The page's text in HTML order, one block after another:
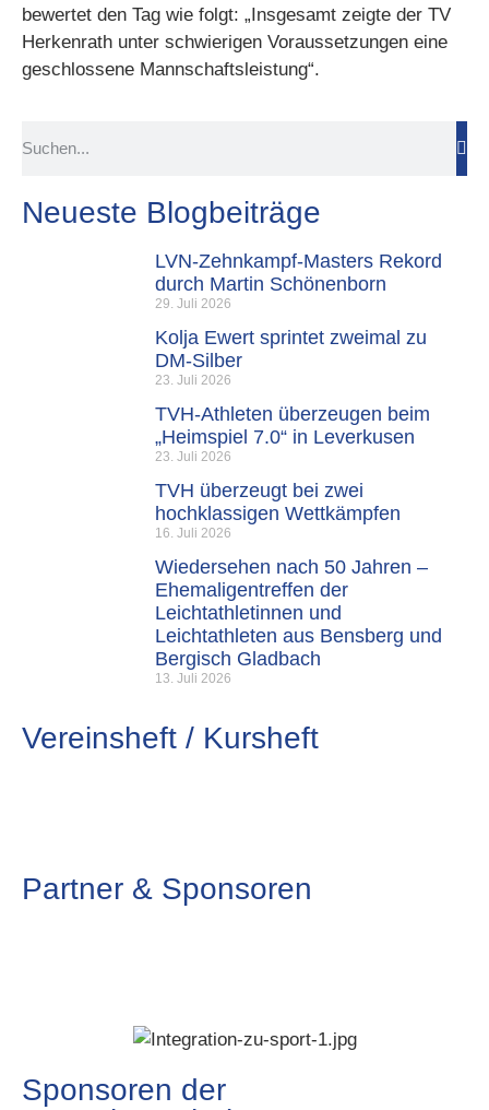
bewertet den Tag wie folgt: „Insgesamt zeigte der TV
Herkenrath unter schwierigen Voraussetzungen eine
geschlossene Mannschaftsleistung“.
Neueste Blogbeiträge
LVN-Zehnkampf-Masters Rekord
durch Martin Schönenborn
29. Juli 2026
Kolja Ewert sprintet zweimal zu
DM-Silber
23. Juli 2026
TVH-Athleten überzeugen beim
„Heimspiel 7.0“ in Leverkusen
23. Juli 2026
TVH überzeugt bei zwei
hochklassigen Wettkämpfen
16. Juli 2026
Wiedersehen nach 50 Jahren –
Ehemaligentreffen der
Leichtathletinnen und
Leichtathleten aus Bensberg und
Bergisch Gladbach
13. Juli 2026
Vereinsheft / Kursheft
Partner & Sponsoren
Sponsoren der